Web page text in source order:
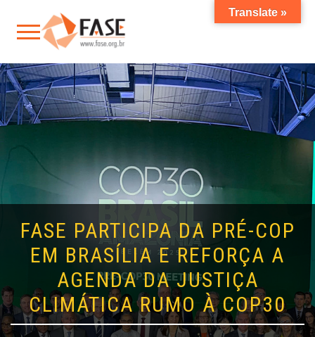
FASE PARTICIPA DA PRÉ-COP
EM BRASÍLIA E REFORÇA A
AGENDA DA JUSTIÇA
CLIMÁTICA RUMO À COP30
Translate »